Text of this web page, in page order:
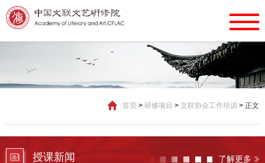
首页 > 研修项目 > 文联协会工作培训 > 正文
授课新闻 了解更多